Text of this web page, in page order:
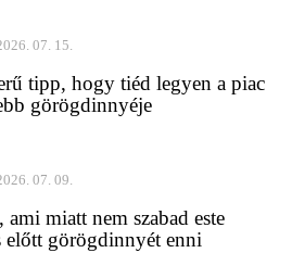
07. 15.
tipp, hogy tiéd legyen a piac
görögdinnyéje
07. 09.
ami miatt nem szabad este
előtt görögdinnyét enni